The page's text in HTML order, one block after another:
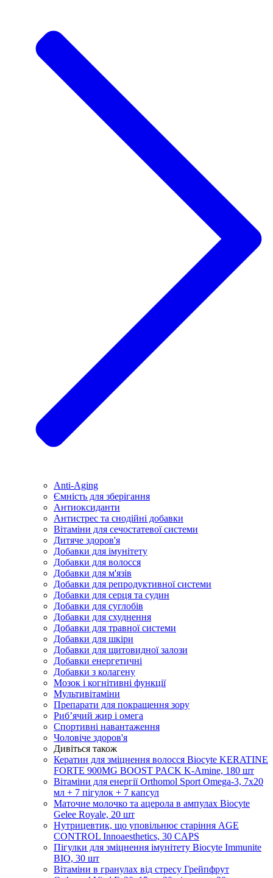
Anti-Aging
Ємність для зберігання
Антиоксиданти
Антистрес та снодійні добавки
Вітаміни для сечостатевої системи
Дитяче здоров'я
Добавки для імунітету
Добавки для волосся
Добавки для м'язів
Добавки для репродуктивної системи
Добавки для серця та судин
Добавки для суглобів
Добавки для схуднення
Добавки для травної системи
Добавки для шкіри
Добавки для щитовидної залози
Добавки енергетичні
Добавки з колагену
Мозок і когнітивні функції
Мультивітаміни
Препарати для покращення зору
Риб’ячий жир і омега
Спортивні навантаження
Чоловіче здоров'я
Дивіться також
Кератин для зміцнення волосся Biocyte KERATINE
FORTE 900MG BOOST PACK K-Amine, 180 шт
Вітаміни для енергії Orthomol Sport Omega-3, 7х20
мл + 7 пігулок + 7 капсул
Маточне молочко та ацерола в ампулах Biocyte
Gelee Royale, 20 шт
Нутрицевтик, що уповільнює старіння AGE
CONTROL Innoaesthetics, 30 CAPS
Пігулки для зміцнення імунітету Biocyte Immunite
BIO, 30 шт
Вітаміни в гранулах від стресу Грейпфрут